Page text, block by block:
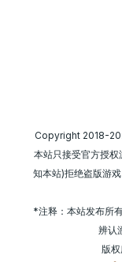
Copyright 2018-
本站只接受官方授
知本站)拒绝盗版游
*注释：本站发布所
辨认
版